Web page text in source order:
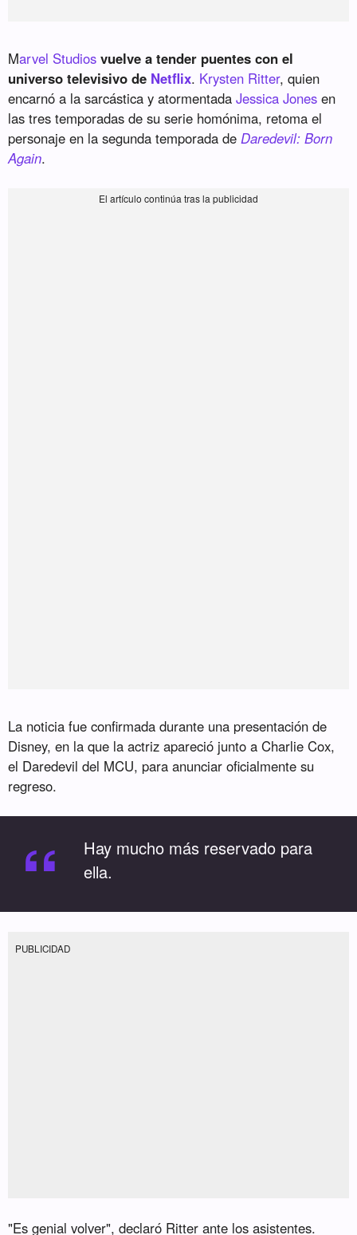
Marvel Studios vuelve a tender puentes con el
universo televisivo de Netflix. Krysten Ritter, quien
encarnó a la sarcástica y atormentadaJessica Jones en
las tres temporadas de su serie homónima, retoma el
personaje en la segunda temporada deDaredevil: Born
Again.
La noticia fue confirmada durante una presentación de
Disney, en la que la actriz apareció junto a Charlie Cox,
el Daredevil del MCU, para anunciar oficialmente su
regreso.
“
Hay mucho más reservado para
ella.
PUBLICIDAD
"Es genial volver", declaró Ritter ante los asistentes.